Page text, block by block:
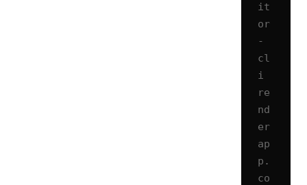
it
or
-
cl
i
re
nd
er
ap
p.
co